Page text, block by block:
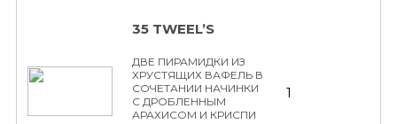
35 TWEEL’S
ДВЕ ПИРАМИДКИ ИЗ
ХРУСТЯЩИХ ВАФЕЛЬ В
СОЧЕТАНИИ НАЧИНКИ
С ДРОБЛЕННЫМ
АРАХИСОМ И КРИСПИ
1